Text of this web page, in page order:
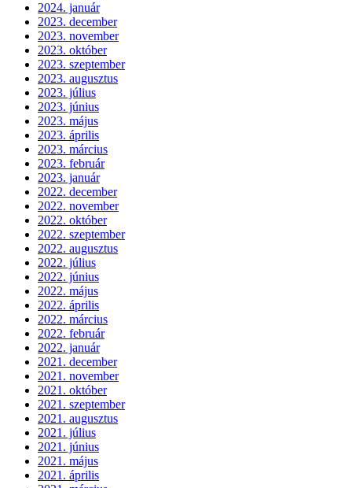
2024. január
2023. december
2023. november
2023. október
2023. szeptember
2023. augusztus
2023. július
2023. június
2023. május
2023. április
2023. március
2023. február
2023. január
2022. december
2022. november
2022. október
2022. szeptember
2022. augusztus
2022. július
2022. június
2022. május
2022. április
2022. március
2022. február
2022. január
2021. december
2021. november
2021. október
2021. szeptember
2021. augusztus
2021. július
2021. június
2021. május
2021. április